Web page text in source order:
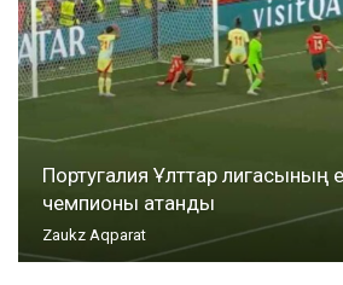
Португалия Ұлттар лигасының
чемпионы атанды
Zaukz Aqparat